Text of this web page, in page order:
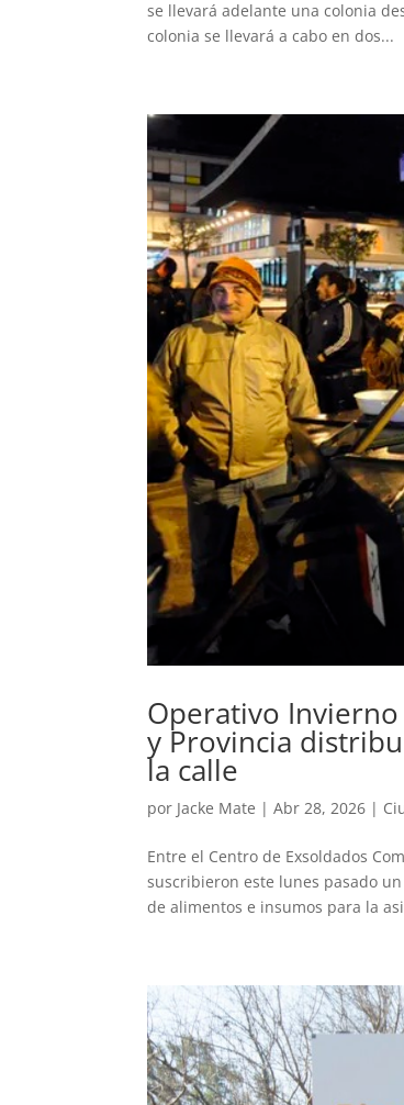
se llevará adelante una colonia
colonia se llevará a cabo en dos...
Operativo
y Provincia
la calle
por Jacke Mate |Abr 28, 2026 |
Entre el Centro de Exsoldados
suscribieron este lunes pasado
de alimentos e insumos para la